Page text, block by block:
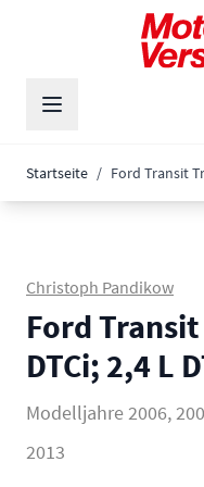
Zum Inhalt springen
Startseite / Ford Transit
Christoph Pandikow
Ford
DTCi; 2,4 L
Modelljahre 2006,
2013